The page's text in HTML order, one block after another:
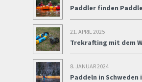
Paddler finden
21. APRIL 2025
Trekrafting mit dem
8. JANUAR 2024
Paddeln in Schweden